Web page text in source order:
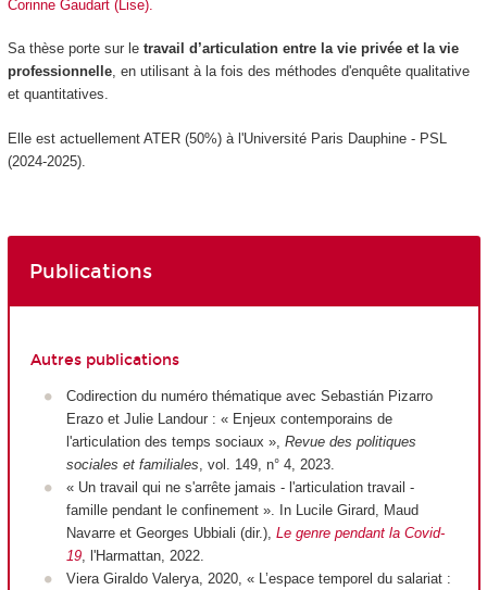
Corinne Gaudart (Lise).
Sa thèse porte sur le travail d’articulation entre la vie privée et la vie
professionnelle, en utilisant à la fois des méthodes d'enquête qualitative
et quantitatives.
Elle est actuellement ATER (50%) à l'Université Paris Dauphine - PSL
(2024-2025).
Publications
Autres publications
Codirection du numéro thématique avec Sebastián Pizarro
Erazo et Julie Landour : « Enjeux contemporains de
l'articulation des temps sociaux », Revue des politiques
sociales et familiales , vol. 149, n° 4, 2023.
« Un travail qui ne s'arrête jamais - l'articulation travail -
famille pendant le confinement ». In Lucile Girard, Maud
Navarre et Georges Ubbiali (dir.), Le genre pendant la Covid-
19, l'Harmattan, 2022.
Viera Giraldo Valerya, 2020, « L’espace temporel du salariat :